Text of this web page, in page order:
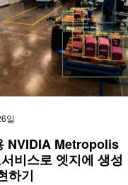
일
NVIDIA Metropolis
비스로 엣지에 생성
하기